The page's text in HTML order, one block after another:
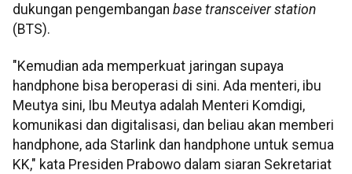
dukungan pengembangan base transceiver station
(BTS).
"Kemudian ada memperkuat jaringan supaya
handphone bisa beroperasi di sini. Ada menteri, ibu
Meutya sini, Ibu Meutya adalah Menteri Komdigi,
komunikasi dan digitalisasi, dan beliau akan memberi
handphone, ada Starlink dan handphone untuk semua
KK," kata Presiden Prabowo dalam siaran Sekretariat